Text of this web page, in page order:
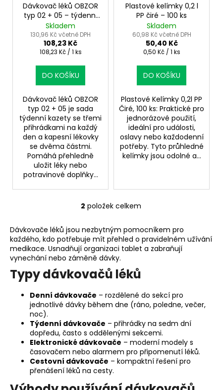
Dávkovač léků OBZOR
typ 02 + 05 – týdenní
a kapesní sada
Skladem
130,96 Kč včetně DPH
108,23 Kč
Měrná
108,23 Kč / 1 ks
DO KOŠÍKU
Dávkovač léků OBZOR
typ 02 + 05 je sada
týdenní kazety se třemi
přihrádkami na každý
den a kapesní lékovky
se dvěma částmi.
Pomáhá přehledně
uložit léky nebo
potravinové doplňky...
Plastové kelímky 0,2 l
PP čiré – 100 ks
Skladem
60,98 Kč včetně DPH
50,40 Kč
Měrná
0,50 Kč / 1 ks
DO KOŠÍKU
Plastové Kelímky 0,2l PP
Čiré, 100 ks: Praktické pro
jednorázové použití,
ideální pro události,
oslavy nebo každodenní
potřeby. Tyto průhledné
kelímky jsou odolné a...
O
l
á
d
a
c
p
r
v
k
y
v
ý
p
i
2 položek celkem
Dávkovače léků jsou nezbytným pomocníkem pro
každého, kdo potřebuje mít přehled o pravidelném užívání
medikace. Usnadňují organizaci tablet a zabraňují
vynechání nebo záměně dávky.
Typy dávkovačů léků
Denní dávkovače – rozdělené do sekcí pro
jednotlivé dávky během dne (ráno, poledne, večer,
noc).
Týdenní dávkovače – přihrádky na sedm dní
dopředu, často s oddělenými sekcemi.
Elektronické dávkovače – moderní modely s
časovačem nebo alarmem pro připomenutí léků.
Cestovní dávkovače – kompaktní řešení pro
přenášení léků na cesty.